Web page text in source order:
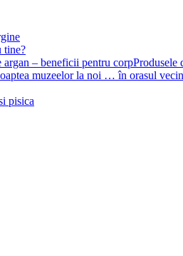
tine?
Produsele
muzeelor la noi … în orasul vecin
pisica